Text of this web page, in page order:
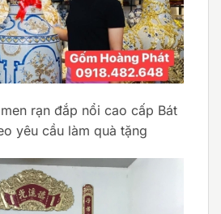
rạn đắp nổi cao cấp Bát
yêu cầu làm quà tặng